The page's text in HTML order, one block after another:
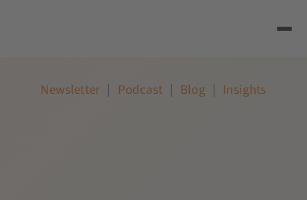
Newsletter | Podcast | Blog | Insights